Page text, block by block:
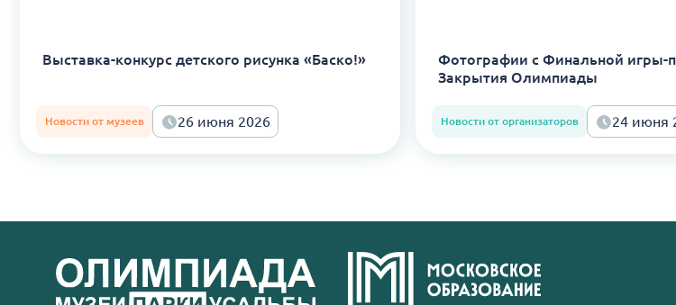
Выставка-конкурс детского рисунка «Баско!»
Новости от музеев 26 июня 2026
Фотографии с Финальной игры-
Закрытия Олимпиады
Новости от организаторов 24 июня